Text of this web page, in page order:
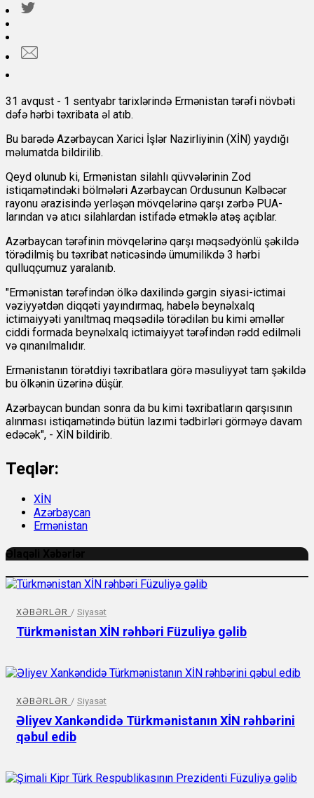
31 avqust - 1 sentyabr tarixlərində Ermənistan tərəfi növbəti
dəfə hərbi təxribata əl atıb.
Bu barədə Azərbaycan Xarici İşlər Nazirliyinin (XİN) yaydığı
məlumatda bildirilib.
Qeyd olunub ki, Ermənistan silahlı qüvvələrinin Zod
istiqamətindəki bölmələri Azərbaycan Ordusunun Kəlbəcər
rayonu ərazisində yerləşən mövqelərinə qarşı zərbə PUA-
larından və atıcı silahlardan istifadə etməklə atəş açıblar.
Azərbaycan tərəfinin mövqelərinə qarşı məqsədyönlü şəkildə
törədilmiş bu təxribat nəticəsində ümumilikdə 3 hərbi
qulluqçumuz yaralanıb.
"Ermənistan tərəfindən ölkə daxilində gərgin siyasi-ictimai
vəziyyətdən diqqəti yayındırmaq, habelə beynəlxalq
ictimaiyyəti yanıltmaq məqsədilə törədilən bu kimi əməllər
ciddi formada beynəlxalq ictimaiyyət tərəfindən rədd edilməli
və qınanılmalıdır.
Ermənistanın törətdiyi təxribatlara görə məsuliyyət tam şəkildə
bu ölkənin üzərinə düşür.
Azərbaycan bundan sonra da bu kimi təxribatların qarşısının
alınması istiqamətində bütün lazımi tədbirləri görməyə davam
edəcək", - XİN bildirib.
Teqlər:
XİN
Azərbaycan
Ermənistan
Əlaqəli Xəbərlər
XƏBƏRLƏR / Siyasət
Türkmənistan XİN rəhbəri Füzuliyə gəlib
XƏBƏRLƏR / Siyasət
Əliyev Xankəndidə Türkmənistanın XİN rəhbərini
qəbul edib